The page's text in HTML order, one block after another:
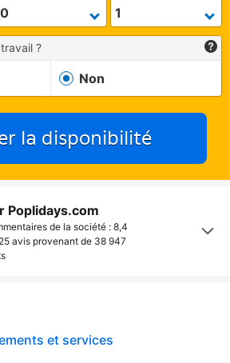
?
Non
la disponibilité
Poplidays.com
de la société : 8,4
avis provenant de 38 947
et services